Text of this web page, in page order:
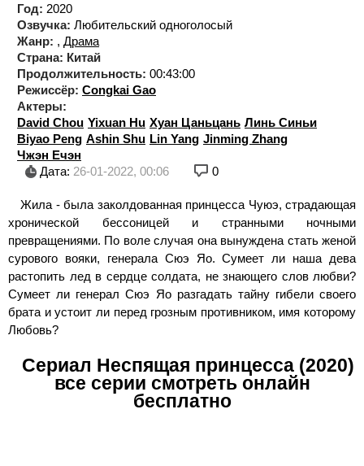
Год: 2020
Озвучка: Любительский одноголосый
Жанр: , Драма
Страна: Китай
Продолжительность: 00:43:00
Режиссёр: Congkai Gao
Актеры:
David Chou Yixuan Hu Хуан Цаньцань Линь Синьи
Biyao Peng Ashin Shu Lin Yang Jinming Zhang
Чжэн Ечэн
Дата: 26-01-2022, 00:06 0
Жила - была заколдованная принцесса Чуюэ, страдающая
хронической бессоницей и странными ночными
превращениями. По воле случая она вынуждена стать женой
сурового вояки, генерала Сюэ Яо. Сумеет ли наша дева
растопить лед в сердце солдата, не знающего слов любви?
Сумеет ли генерал Сюэ Яо разгадать тайну гибели своего
брата и устоит ли перед грозным противником, имя которому
Любовь?
Сериал Неспящая принцесса (2020)
все серии смотреть онлайн
бесплатно